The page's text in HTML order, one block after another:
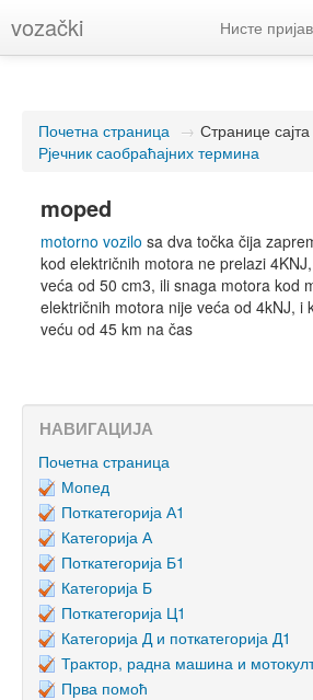
vozački Нисте
Почетна страница → Странице сајта
Рјечник саобраћајних термина
moped
motorno vozilo sa dva točka čija
kod električnih motora ne prelazi
veća od 50 cm3, ili snaga motora kod
električnih motora nije veća od 4kNJ, i
veću od 45 km na čas
НАВИГАЦИЈА
Почетна страница
Мопед
Поткатегорија А1
Категорија А
Поткатегорија Б1
Категорија Б
Поткатегорија Ц1
Категорија Д и поткатегорија Д1
Трактор, радна машина и
Прва помоћ